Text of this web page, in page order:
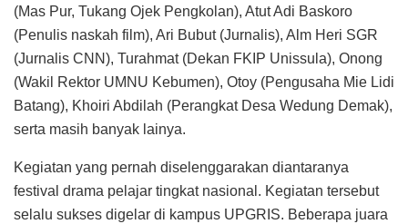
(Mas Pur, Tukang Ojek Pengkolan), Atut Adi Baskoro
(Penulis naskah film), Ari Bubut (Jurnalis), Alm Heri SGR
(Jurnalis CNN), Turahmat (Dekan FKIP Unissula), Onong
(Wakil Rektor UMNU Kebumen), Otoy (Pengusaha Mie Lidi
Batang), Khoiri Abdilah (Perangkat Desa Wedung Demak),
serta masih banyak lainya.
Kegiatan yang pernah diselenggarakan diantaranya
festival drama pelajar tingkat nasional. Kegiatan tersebut
selalu sukses digelar di kampus UPGRIS. Beberapa juara